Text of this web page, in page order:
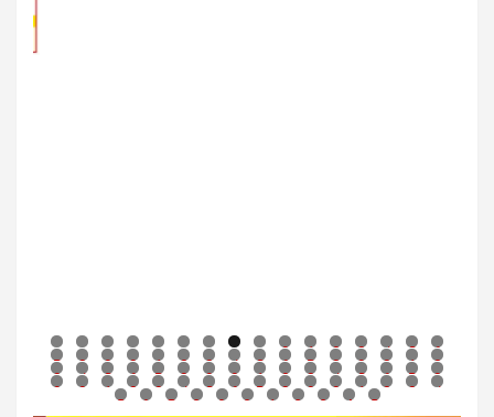
0 1 2 3 4 5 6
7 8 9 0 1 2 3 4 5 6 7 8 9 0 1 2
3 4 5 6 7 8 9 0 1 2 3 4 5 6 7 8
9 0 1 2 3 4 5 6 7 8 9 0 1 2 3 4
5 6 7 8 9 0 1 2 3 4 5